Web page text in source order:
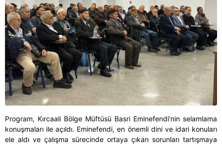
Program, Kırcaali Bölge Müftüsü Basri Eminefendi’nin selamlama
konuşmaları ile açıldı. Eminefendi, en önemli dini ve idari konuları
ele aldı ve çalışma sürecinde ortaya çıkan sorunları tartışmaya